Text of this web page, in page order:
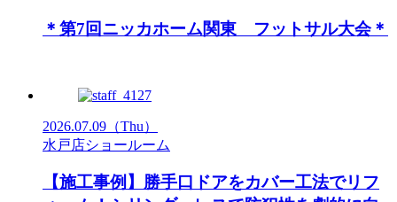
＊第7回ニッカホーム関東 フットサル大会＊
2026.07.09 （Thu）
水戸店ショールーム
【施工事例】勝手口ドアをカバー工法でリフ